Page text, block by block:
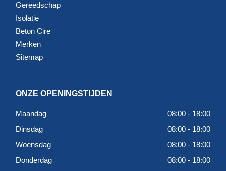
Een goed resultaat hangt niet alleen af van de juiste
mortel, maar ook van de manier van verwerken. Meng het
product volgens voorschrift, gebruik schoon gereedschap
en let goed op de ondergrond. Zo haal je meer uit het
materiaal en voorkom je problemen bij de afwerking.
Gereedschap
Isolatie
Beton Cire
Merken
Sitemap
ONZE OPENINGSTIJDEN
Maandag
08:00 - 18:00
Dinsdag
08:00 - 18:00
Woensdag
08:00 - 18:00
Donderdag
08:00 - 18:00